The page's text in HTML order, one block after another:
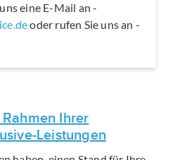
eine E-Mail an -
oder rufen Sie uns an -
Ihrer
Leistungen